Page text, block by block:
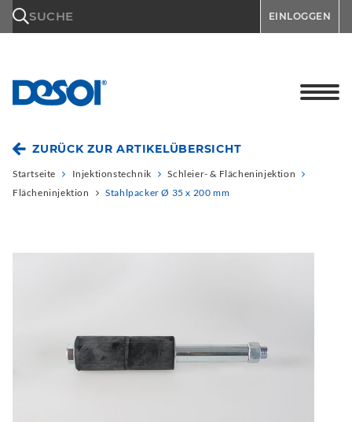
SUCHE EINLOGGEN
ZURÜCK ZUR ARTIKELÜBERSICHT
Startseite Injektionstechnik
Schleier- & Flächeninjektion
Flächeninjektion
Stahlpacker Ø 35 x 200 mm